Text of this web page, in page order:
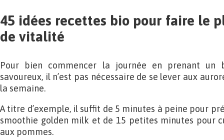
45 idées recettes bio pour faire le
de vitalité
Pour bien commencer la journée en prenant
savoureux, il n’est pas nécessaire de se lever aux
la semaine.
A titre d’exemple, il suffit de 5 minutes à peine pour
smoothie golden milk et de 15 petites minutes pour
aux pommes.